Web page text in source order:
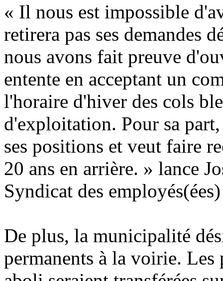
« Il nous est impossible
retirera pas ses demandes
nous avons fait preuve
entente en acceptant un
l'horaire d'hiver des cols
d'exploitation. Pour sa
ses positions et veut faire
20 ans en arrière. » lance
Syndicat des
De plus, la municipalité
permanents à la voirie.